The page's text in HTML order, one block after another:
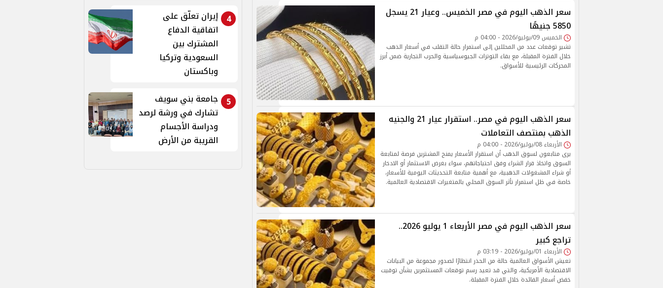
سعر الذهب اليوم في مصر الخميس.. وعيار 21 يسجل
5850 جنيهًا
الخميس 09/يوليو/2026 - 04:00 م
تشير توقعات عدد من المحللين إلى استمرار حالة التقلب في أسعار الذهب
خلال الفترة المقبلة، مع بقاء التوترات الجيوسياسية والحرب التجارية ضمن أبرز
المحركات الرئيسية للأسواق.
سعر الذهب اليوم في مصر.. استقرار عيار 21 والجنيه
الذهب بمنتصف التعاملات
الأربعاء 08/يوليو/2026 - 04:00 م
يرى متابعون لسوق الذهب أن استقرار الأسعار يمنح المشترين فرصة لمتابعة
السوق واتخاذ قرار الشراء وفق احتياجاتهم، سواء بغرض الاستثمار أو الادخار
أو شراء المشغولات الذهبية، مع أهمية متابعة التحديثات اليومية للأسعار،
خاصة في ظل استمرار تأثر السوق المحلي بالمتغيرات الاقتصادية العالمية.
سعر الذهب اليوم في مصر الأربعاء 1 يوليو 2026..
تراجع كبير
الأربعاء 01/يوليو/2026 - 03:19 م
تعيش الأسواق العالمية حالة من الحذر انتظارًا لصدور مجموعة من البيانات
الاقتصادية الأمريكية، والتي قد تعيد رسم توقعات المستثمرين بشأن توقيت
خفض أسعار الفائدة خلال الفترة المقبلة.
4
إيران تعلّق على
اتفاقية الدفاع
المشترك بين
السعودية وتركيا
وباكستان
5
جامعة بني سويف
تشارك في ورشة لرصد
ودراسة الأجسام
القريبة من الأرض